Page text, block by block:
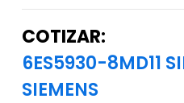
COTIZAR:
6ES5930-8MD11
SIEMENS